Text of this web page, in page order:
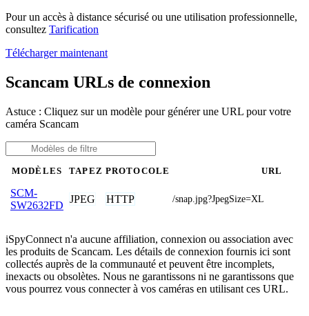
Pour un accès à distance sécurisé ou une utilisation professionnelle,
consultez Tarification
Télécharger maintenant
Scancam URLs de connexion
Astuce : Cliquez sur un modèle pour générer une URL pour votre
caméra Scancam
MODÈLES TAPEZ PROTOCOLE URL
SCM-
SW2632FD
JPEG HTTP /snap.jpg?JpegSize=XL
iSpyConnect n'a aucune affiliation, connexion ou association avec
les produits de Scancam. Les détails de connexion fournis ici sont
collectés auprès de la communauté et peuvent être incomplets,
inexacts ou obsolètes. Nous ne garantissons ni ne garantissons que
vous pourrez vous connecter à vos caméras en utilisant ces URL.